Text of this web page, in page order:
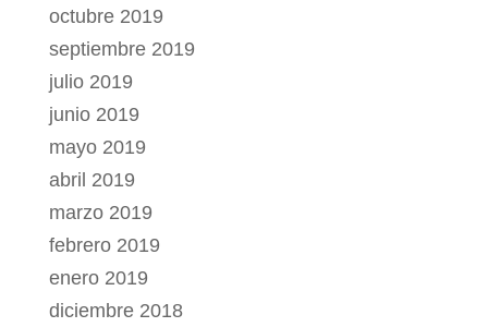
octubre 2019
septiembre 2019
julio 2019
junio 2019
mayo 2019
abril 2019
marzo 2019
febrero 2019
enero 2019
diciembre 2018